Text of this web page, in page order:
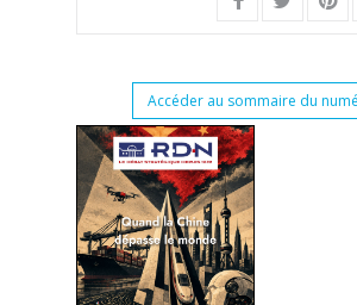
Accéder au sommaire du